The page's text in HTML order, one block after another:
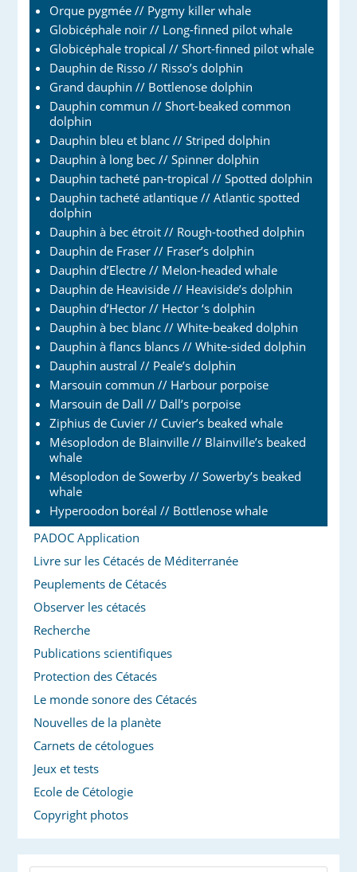
Orque pygmée // Pygmy killer whale
Globicéphale noir // Long-finned pilot whale
Globicéphale tropical // Short-finned pilot whale
Dauphin de Risso // Risso’s dolphin
Grand dauphin // Bottlenose dolphin
Dauphin commun // Short-beaked common
dolphin
Dauphin bleu et blanc // Striped dolphin
Dauphin à long bec // Spinner dolphin
Dauphin tacheté pan-tropical // Spotted dolphin
Dauphin tacheté atlantique // Atlantic spotted
dolphin
Dauphin à bec étroit // Rough-toothed dolphin
Dauphin de Fraser // Fraser’s dolphin
Dauphin d’Electre // Melon-headed whale
Dauphin de Heaviside // Heaviside’s dolphin
Dauphin d’Hector // Hector ‘s dolphin
Dauphin à bec blanc // White-beaked dolphin
Dauphin à flancs blancs // White-sided dolphin
Dauphin austral // Peale’s dolphin
Marsouin commun // Harbour porpoise
Marsouin de Dall // Dall’s porpoise
Ziphius de Cuvier // Cuvier’s beaked whale
Mésoplodon de Blainville // Blainville’s beaked
whale
Mésoplodon de Sowerby // Sowerby’s beaked
whale
Hyperoodon boréal // Bottlenose whale
PADOC Application
Livre sur les Cétacés de Méditerranée
Peuplements de Cétacés
Observer les cétacés
Recherche
Publications scientifiques
Protection des Cétacés
Le monde sonore des Cétacés
Nouvelles de la planète
Carnets de cétologues
Jeux et tests
Ecole de Cétologie
Copyright photos